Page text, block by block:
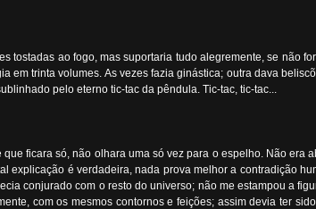
tostadas ao fogo, mas suportaria tudo alegremente, se não
em trinta volumes. As vezes fazia ginástica; outra dava
pelo eterno tic-tac da pêndula. Tic-tac, tic-tac...
ficara só, não olhara uma só vez para o espelho. Não
explicação é verdadeira, nada prova melhor a contradição
conjurado com o resto do universo; não me estampou a
com os mesmos contornos e feições; assim devia ter